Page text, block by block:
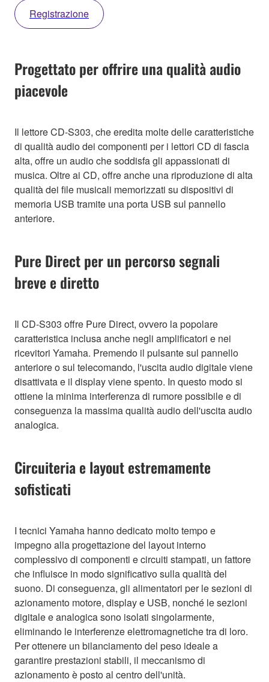
Registrazione
Progettato per offrire una qualità audio
piacevole
Il lettore CD-S303, che eredita molte delle caratteristiche
di qualità audio dei componenti per i lettori CD di fascia
alta, offre un audio che soddisfa gli appassionati di
musica. Oltre ai CD, offre anche una riproduzione di alta
qualità dei file musicali memorizzati su dispositivi di
memoria USB tramite una porta USB sul pannello
anteriore.
Pure Direct per un percorso segnali
breve e diretto
Il CD-S303 offre Pure Direct, ovvero la popolare
caratteristica inclusa anche negli amplificatori e nei
ricevitori Yamaha. Premendo il pulsante sul pannello
anteriore o sul telecomando, l'uscita audio digitale viene
disattivata e il display viene spento. In questo modo si
ottiene la minima interferenza di rumore possibile e di
conseguenza la massima qualità audio dell'uscita audio
analogica.
Circuiteria e layout estremamente
sofisticati
I tecnici Yamaha hanno dedicato molto tempo e
impegno alla progettazione del layout interno
complessivo di componenti e circuiti stampati, un fattore
che influisce in modo significativo sulla qualità del
suono. Di conseguenza, gli alimentatori per le sezioni di
azionamento motore, display e USB, nonché le sezioni
digitale e analogica sono isolati singolarmente,
eliminando le interferenze elettromagnetiche tra di loro.
Per ottenere un bilanciamento del peso ideale a
garantire prestazioni stabili, il meccanismo di
azionamento è posto al centro dell'unità.